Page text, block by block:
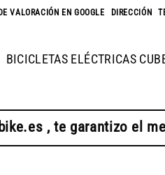
VALORACIÓN EN GOOGLE DIRECCIÓN -
BICICLETAS ELÉCTRICAS
, te garantizo el